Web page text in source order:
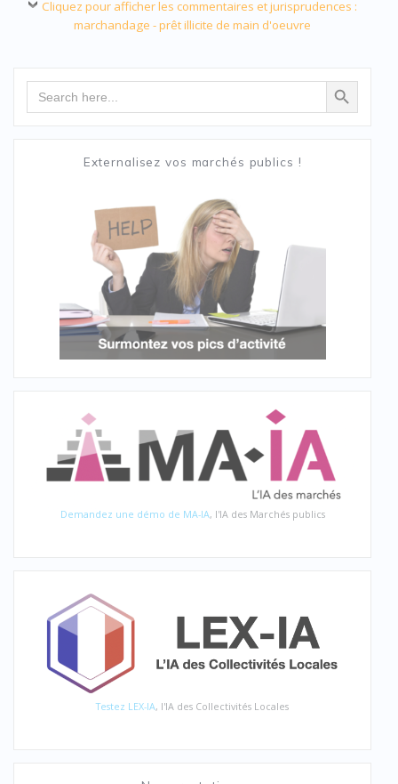
Cliquez pour afficher les commentaires et jurisprudences :
marchandage - prêt illicite de main d'oeuvre
Search Search Button
Externalisez vos marchés publics !
Demandez une démo de MA-IA, l'IA des Marchés publics
Testez LEX-IA, l'IA des Collectivités Locales